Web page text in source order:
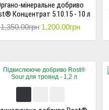
мінеральне добриво
Концентрат 5.10.15 - 10 л
1,350.00грн 1,200.00грн